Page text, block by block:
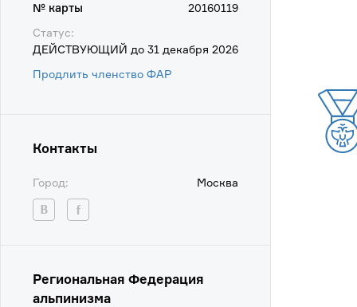
№ карты
20160119
Статус:
ДЕЙСТВУЮЩИЙ до 31 декабря 2026
Продлить членство ФАР
Контакты
Город: Москва
Региональная Федерация
альпинизма